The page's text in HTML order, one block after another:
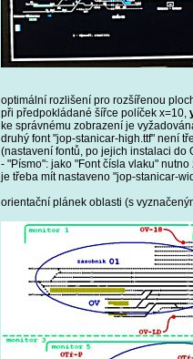
optimální rozlišení pro rozšířenou
při předpokládané šířce políček x=10,
ke správnému zobrazení je
druhý font "jop-stanicar-high.ttf" není
(nastavení fontů, po jejich instalaci do
- "Písmo": jako "Font čísla vlaku"
je třeba mít nastaveno "jop-stanicar-
orientační plánek oblasti (s